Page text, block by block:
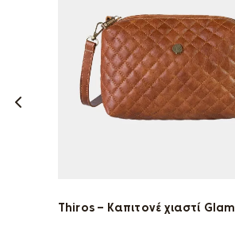
Thiros – Καπιτονέ χιαστί Glam
Τσάντα χειρός Marilena Nolah
Victoria White
Thiros – Gabriella χιαστί